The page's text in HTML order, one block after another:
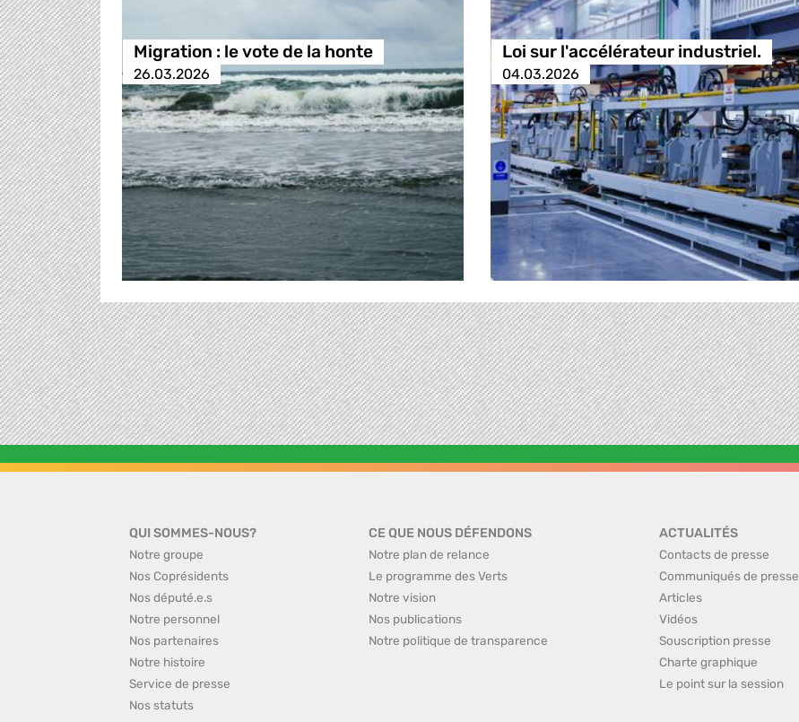
Migration : le vote de la honte
26.03.2026
Loi sur l'accélérateur industriel.
04.03.2026
QUI SOMMES-NOUS?
Notre groupe
Nos Coprésidents
Nos député.e.s
Notre personnel
Nos partenaires
Notre histoire
Service de presse
Nos statuts
CE QUE NOUS DÉFENDONS
Notre plan de relance
Le programme des Verts
Notre vision
Nos publications
Notre politique de transparence
ACTUALITÉS
Contacts de presse
Communiqués de presse
Articles
Vidéos
Souscription presse
Charte graphique
Le point sur la session